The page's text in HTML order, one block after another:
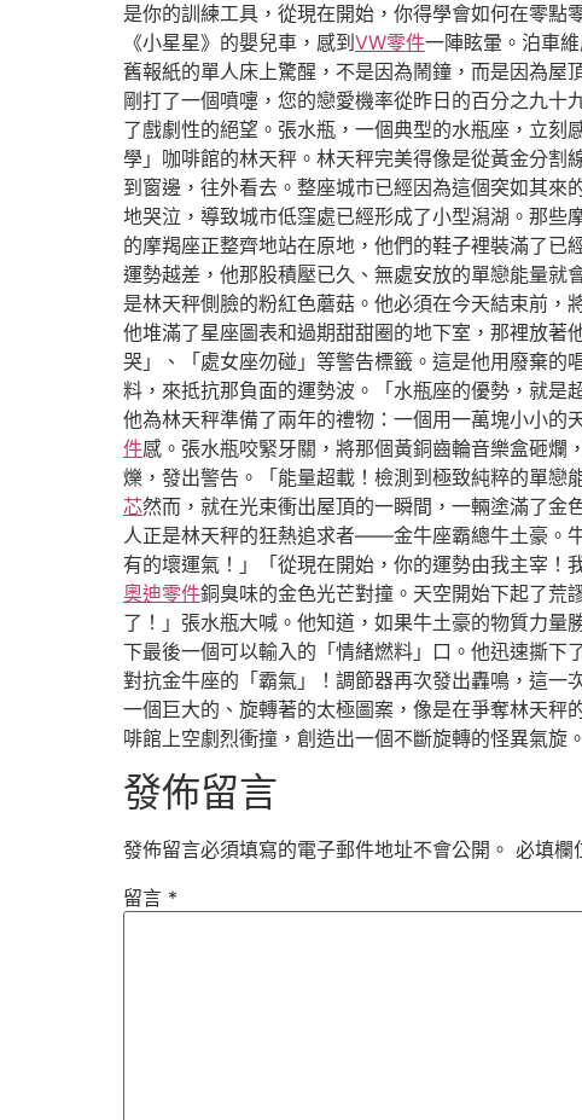
是你的訓練工具，從現在開始，你得學會如何在零點
《小星星》的嬰兒車，感到 VW零件一陣眩暈。泊車
舊報紙的單人床上驚醒，不是因為鬧鐘，而是因為屋
剛打了一個噴嚏，您的戀愛機率從昨日的百分之九十
了戲劇性的絕望。張水瓶，一個典型的水瓶座，立
學」咖啡館的林天秤。林天秤完美得像是從黃金分
到窗邊，往外看去。整座城市已經因為這個突如其
地哭泣，導致城市低窪處已經形成了小型潟湖。那
的摩羯座正整齊地站在原地，他們的鞋子裡裝滿了
運勢越差，他那股積壓已久、無處安放的單戀能量
是林天秤側臉的粉紅色蘑菇。他必須在今天結束前，
他堆滿了星座圖表和過期甜甜圈的地下室，那裡放
哭」、「處女座勿碰」等警告標籤。這是他用廢棄
料，來抵抗那負面的運勢波。「水瓶座的優勢，就
他為林天秤準備了兩年的禮物：一個用一萬塊小小
件感。張水瓶咬緊牙關，將那個黃銅齒輪音樂盒砸爛
爍，發出警告。「能量超載！檢測到極致純粹的單戀
芯然而，就在光束衝出屋頂的一瞬間，一輛塗滿了金
人正是林天秤的狂熱追求者——金牛座霸總牛土豪。
有的壞運氣！」「從現在開始，你的運勢由我主宰
奧迪零件銅臭味的金色光芒對撞。天空開始下起了荒
了！」張水瓶大喊。他知道，如果牛土豪的物質力量
下最後一個可以輸入的「情緒燃料」口。他迅速撕
對抗金牛座的「霸氣」！調節器再次發出轟鳴，這
一個巨大的、旋轉著的太極圖案，像是在爭奪林天秤
啡館上空劇烈衝撞，創造出一個不斷旋轉的怪異氣旋。
發佈留言
發佈留言必須填寫的電子郵件地址不會公開。 必填欄
留言 *